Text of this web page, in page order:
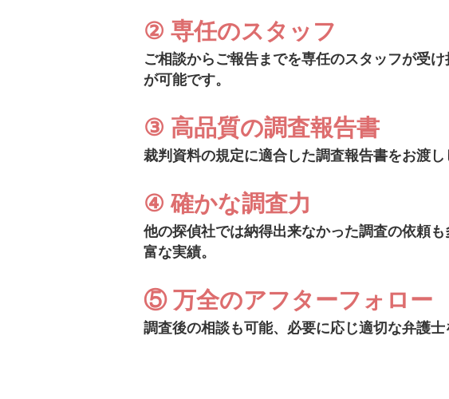
② 専任のスタッフ
ご相談からご報告までを専任のスタッフが受
が可能です。
③ 高品質の調査報告書
裁判資料の規定に適合した調査報告書をお渡し
④ 確かな調査力
他の探偵社では納得出来なかった調査の依頼
富な実績。
⑤ 万全のアフターフォロー
調査後の相談も可能、必要に応じ適切な弁護士